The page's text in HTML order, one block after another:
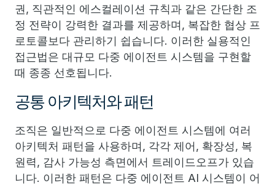
권, 직관적인 에스컬레이션 규칙과 같은 간단한 조
정 전략이 강력한 결과를 제공하며, 복잡한 협상 프
로토콜보다 관리하기 쉽습니다. 이러한 실용적인
접근법은 대규모 다중 에이전트 시스템을 구현할
때 종종 선호됩니다.
공통 아키텍처와 패턴
조직은 일반적으로 다중 에이전트 시스템에 여러
아키텍처 패턴을 사용하며, 각각 제어, 확장성, 복
원력, 감사 가능성 측면에서 트레이드오프가 있습
니다. 이러한 패턴은 다중 에이전트 AI 시스템이 어